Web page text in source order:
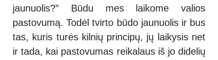
jaunuolis?” Būdu mes laikome valios
pastovumą. Todėl tvirto būdo jaunuolis ir bus
tas, kuris turės kilnių principų, jų laikysis net
ir tada, kai pastovumas reikalaus iš jo didelių